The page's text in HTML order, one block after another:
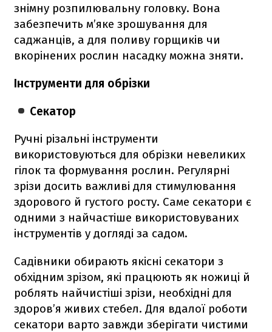
знімну розпилювальну головку. Вона
забезпечить м’яке зрошування для
саджанців, а для поливу горщиків чи
вкорінених рослин насадку можна зняти.
Інструменти для обрізки
Секатор
Ручні різальні інструменти
використовуються для обрізки невеликих
гілок та формування рослин. Регулярні
зрізи досить важливі для стимулювання
здорового й густого росту. Саме секатори є
одними з найчастіше використовуваних
інструментів у догляді за садом.
Садівники обирають якісні секатори з
обхідним зрізом, які працюють як ножиці й
роблять найчистіші зрізи, необхідні для
здоров’я живих стебел. Для вдалої роботи
секатори варто завжди зберігати чистими